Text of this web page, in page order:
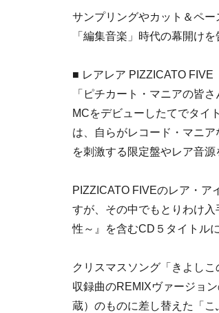
サンプリングやカット＆ペ
「編集音楽」時代の幕開けを
■ レアレア PIZZICATO FIVE
「ピチカート・マニアの皆
MCをデビューしたてでタイ
は、自らがレコード・マニ
を刺激する限定盤やレア音源
PIZZICATO FIVEのレア・ア
すが、その中でもとりわけ
性～』を含むCD５タイトル
クリスマスソング「きよし
収録曲のREMIXヴァージョ
蔵）のものに差し替えた「こ